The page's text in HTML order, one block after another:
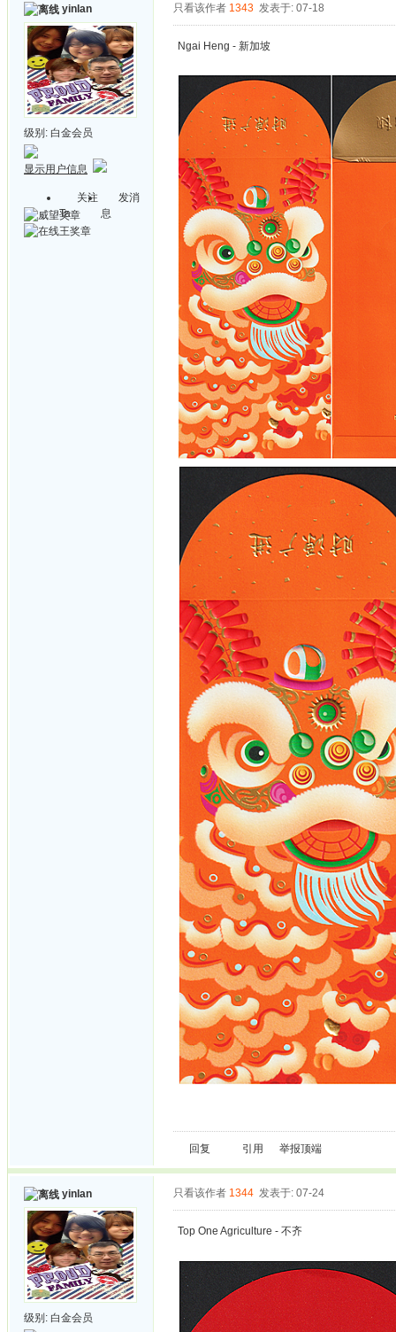
yinlan
级别: 白金会员
显示用户信息
关注
Ta
发消
息
只看该作者 1343 发表于: 07-18
Ngai Heng - 新加坡
回复 引用 举报顶端
yinlan
级别: 白金会员
只看该作者 1344 发表于: 07-24
Top One Agriculture - 不齐